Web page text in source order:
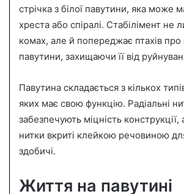
стрічка з білої павутини, яка може
хреста або спіралі. Стабілімент не
комах, але й попереджає птахів про
павутини, захищаючи її від
Павутина складається з кількох
яких має свою функцію. Радіальні
забезпечують міцність конструкції,
нитки вкриті клейкою речовиною
здобичі.
Життя на павутині